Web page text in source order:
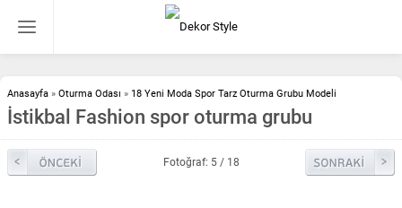
Anasayfa » Oturma Odası » 18 Yeni Moda Spor Tarz Oturma Grubu Modeli
İstikbal Fashion spor oturma grubu
Fotoğraf: 5 / 18